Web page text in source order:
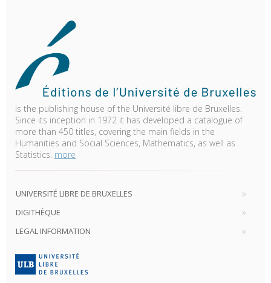
is the publishing house of the Université libre de Bruxelles.
Since its inception in 1972 it has developed a catalogue of
more than 450 titles, covering the main fields in the
Humanities and Social Sciences, Mathematics, as well as
Statistics. more
UNIVERSITÉ LIBRE DE BRUXELLES
DIGITHÈQUE
LEGAL INFORMATION